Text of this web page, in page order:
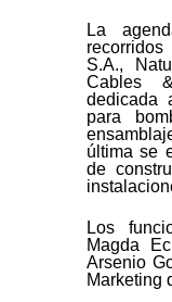
La
recorridos
S.A.,
Cables
dedicada
para
última se
de
Los
Magda
Arsenio
Marketing